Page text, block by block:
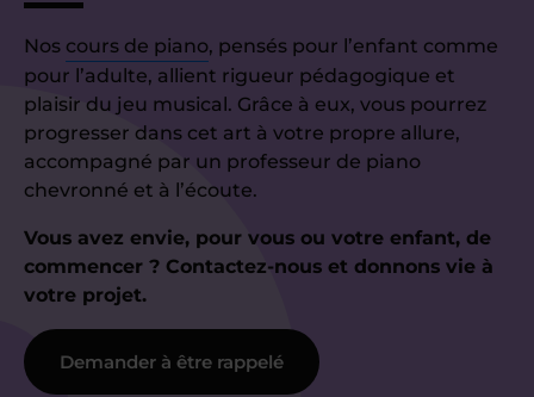
Nos cours de piano, pensés pour l’enfant comme
pour l’adulte, allient rigueur pédagogique et
plaisir du jeu musical. Grâce à eux, vous pourrez
progresser dans cet art à votre propre allure,
accompagné par un professeur de piano
chevronné et à l’écoute.
Vous avez envie, pour vous ou votre enfant, de
commencer ? Contactez-nous et donnons vie à
votre projet.
Demander à être rappelé